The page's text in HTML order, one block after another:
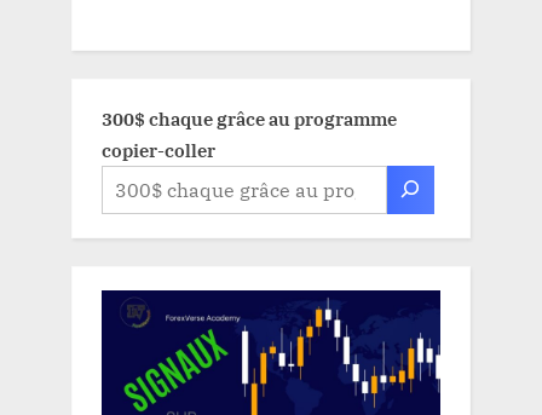
300$ chaque grâce au programme
copier-coller